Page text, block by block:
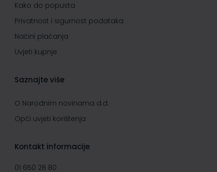
Kako do popusta
Privatnost i sigurnost podataka
Načini plaćanja
Uvjeti kupnje
Saznajte više
O Narodnim novinama d.d.
Opći uvjeti korištenja
Kontakt informacije
01 650 28 80